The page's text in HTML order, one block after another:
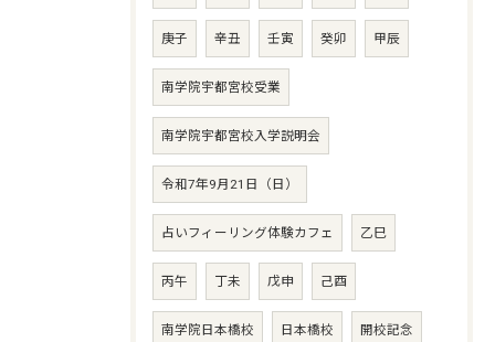
庚子 辛丑 壬寅 癸卯 甲辰
南学院宇都宮校受業
南学院宇都宮校入学説明会
令和7年9月21日（日）
占いフィーリング体験カフェ 乙巳
丙午 丁未 戊申 己酉
南学院日本橋校 日本橋校 開校記念